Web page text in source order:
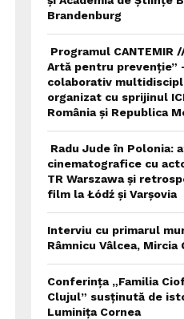
Brandenburg
Programul CANTEMIR
Artă pentru prevenție”
colaborativ
organizat cu sprijinul
România și Republica
Radu Jude în Polonia:
cinematografice cu
TR Warszawa și
film la Łódź și Varșovia
Interviu cu primarul
Râmnicu Vâlcea, Mircia
Conferința „Familia
Clujul” susținută de
Luminița Cornea